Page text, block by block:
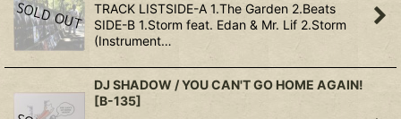
TRACK LISTSIDE-A 1.The Garden 2.Beats
SIDE-B 1.Storm feat. Edan & Mr. Lif 2.Storm
(Instrument…
DJ SHADOW / YOU CAN'T GO HOME AGAIN!
[B-135]